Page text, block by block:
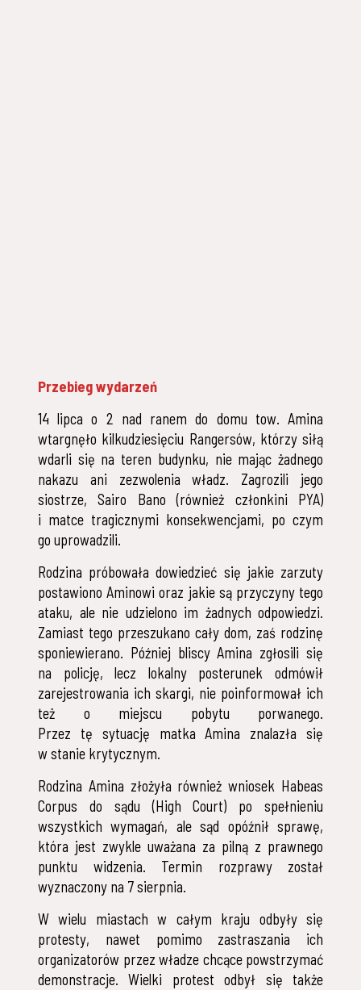
Przebieg wydarzeń
14 lipca o 2 nad ranem do domu tow. Amina
wtargnęło kilkudziesięciu Rangersów, którzy siłą
wdarli się na teren budynku, nie mając żadnego
nakazu ani zezwolenia władz. Zagrozili jego
siostrze, Sairo Bano (również członkini PYA)
i matce tragicznymi konsekwencjami, po czym
go uprowadzili.
Rodzina próbowała dowiedzieć się jakie zarzuty
postawiono Aminowi oraz jakie są przyczyny tego
ataku, ale nie udzielono im żadnych odpowiedzi.
Zamiast tego przeszukano cały dom, zaś rodzinę
sponiewierano. Później bliscy Amina zgłosili się
na policję, lecz lokalny posterunek odmówił
zarejestrowania ich skargi, nie poinformował ich
też o miejscu pobytu porwanego.
Przez tę sytuację matka Amina znalazła się
w stanie krytycznym.
Rodzina Amina złożyła również wniosek Habeas
Corpus do sądu (High Court) po spełnieniu
wszystkich wymagań, ale sąd opóźnił sprawę,
która jest zwykle uważana za pilną z prawnego
punktu widzenia. Termin rozprawy został
wyznaczony na 7 sierpnia.
W wielu miastach w całym kraju odbyły się
protesty, nawet pomimo zastraszania ich
organizatorów przez władze chcące powstrzymać
demonstracje. Wielki protest odbył się także